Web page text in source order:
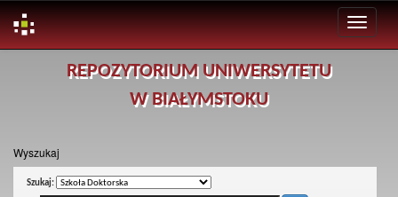
REPOZYTORIUM UNIWERSYTETU
W BIAŁYMSTOKU
Wyszukaj
Szukaj: